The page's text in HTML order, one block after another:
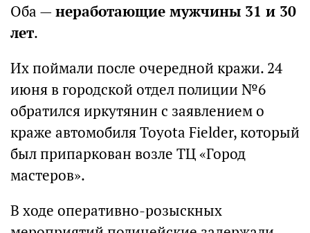
Оба —неработающие мужчины 31 и 30
лет.
Их поймали после очередной кражи. 24
июня в городской отдел полиции №6
обратился иркутянин с заявлением о
краже автомобиля Toyota Fielder, который
был припаркован возле ТЦ «Город
мастеров».
В ходе оперативно-розыскных